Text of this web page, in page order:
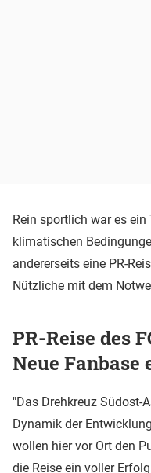
Rein sportlich war es
klimatischen
andererseits eine PR-
Nützliche mit dem
PR-Reise des
Neue Fanbase
"Das Drehkreuz Südost-
Dynamik der
wollen hier vor Ort den
die Reise ein voller